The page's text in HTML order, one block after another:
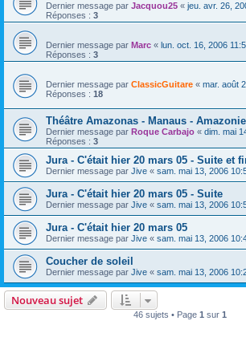
Dernier message par Jacquou25 « jeu. avr. 26,
Réponses : 3
Dernier message par Marc « lun. oct. 16, 2006
Réponses : 3
Dernier message par ClassicGuitare « mar. août
Réponses : 18
Théâtre Amazonas - Manaus - Amazonie
Dernier message par Roque Carbajo « dim. mai
Réponses : 3
Jura - C'était hier 20 mars 05 - Suite et
Dernier message par Jive « sam. mai 13, 2006
Jura - C'était hier 20 mars 05 - Suite
Dernier message par Jive « sam. mai 13, 2006
Jura - C'était hier 20 mars 05
Dernier message par Jive « sam. mai 13, 2006
Coucher de soleil
Dernier message par Jive « sam. mai 13, 2006
Nouveau sujet
46 sujets • Page 1 sur 1